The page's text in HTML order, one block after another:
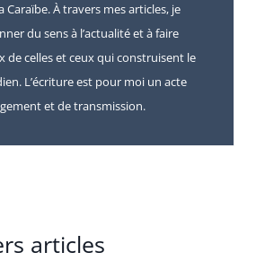
Caraïbe. À travers mes articles, je
du sens à l’actualité et à faire
de celles et ceux qui construisent le
L’écriture est pour moi un acte
et de transmission.
articles